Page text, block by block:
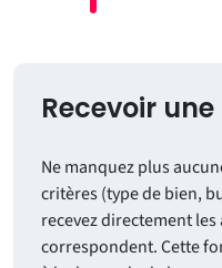
Recevoir
Ne manquez plus
critères (type de bien,
recevez directement
correspondent. Cette